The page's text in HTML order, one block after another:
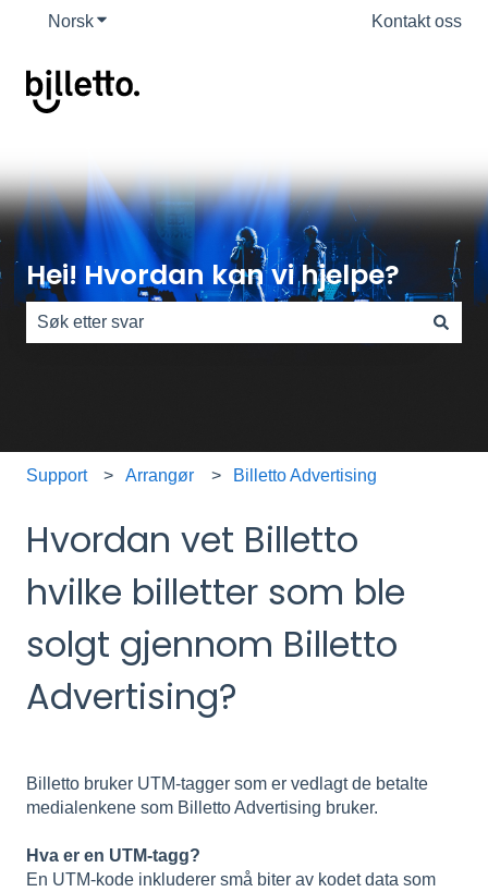
NorskVis undermeny for oversettelser Kontakt oss
Hei! Hvordan kan vi hjelpe?
Support Arrangør Billetto Advertising
Hvordan vet Billetto
hvilke billetter som ble
solgt gjennom Billetto
Advertising?
Billetto bruker UTM-tagger som er vedlagt de betalte
medialenkene som Billetto Advertising bruker.
Hva er en UTM-tagg?
En UTM-kode inkluderer små biter av kodet data som